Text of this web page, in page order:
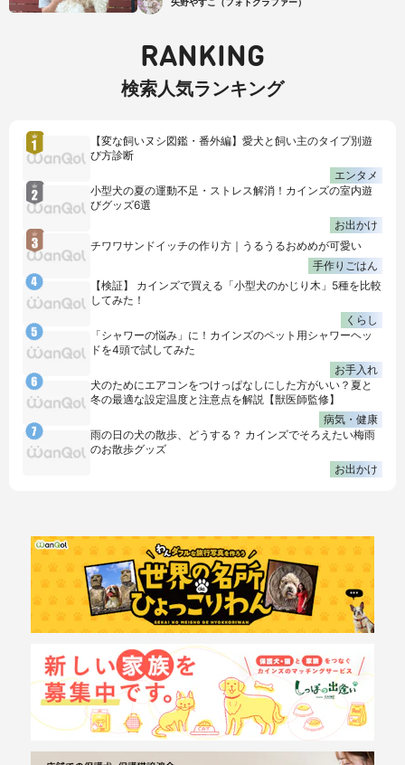
RANKING
検索人気ランキング
【変な飼いヌシ図鑑・番外編】愛犬と飼い主のタイプ別遊
び方診断
エンタメ
小型犬の夏の運動不足・ストレス解消！カインズの室内遊
びグッズ6選
お出かけ
チワワサンドイッチの作り方｜うるうるおめめが可愛い
手作りごはん
【検証】 カインズで買える「小型犬のかじり木」5種を比較
してみた！
くらし
「シャワーの悩み」に！カインズのペット用シャワーヘッ
ドを4頭で試してみた
お手入れ
犬のためにエアコンをつけっぱなしにした方がいい？夏と
冬の最適な設定温度と注意点を解説【獣医師監修】
病気・健康
雨の日の犬の散歩、どうする？ カインズでそろえたい梅雨
のお散歩グッズ
お出かけ